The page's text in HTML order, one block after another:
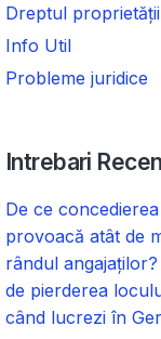
Dreptul
Info Util
Probleme juridice
Intrebari
De ce
provoacă atât de
rândul
de pierderea
când lucrezi în